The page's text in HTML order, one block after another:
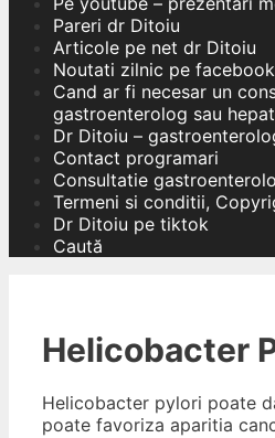
Pareri dr Ditoiu
Articole pe net dr Ditoiu
Noutati zilnic pe facebook
Cand ar fi necesar un
gastroenterolog sau
Dr Ditoiu –
Contact programari
Consultatie
Termeni si conditii,
Dr Ditoiu pe tiktok
Caută
Helicobacter
Helicobacter pylori poate
poate favoriza aparitia